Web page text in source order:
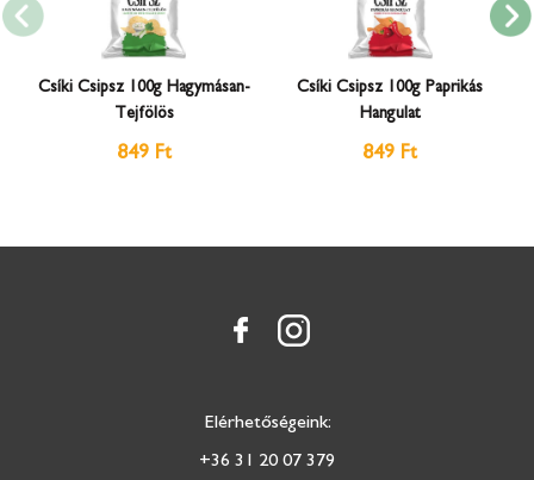
Csíki Csipsz 100g Hagymásan-
Tejfölös
849 Ft
Csíki Csipsz 100g Paprikás
Hangulat
849 Ft
Elérhetőségeink:
+36 31 20 07 379